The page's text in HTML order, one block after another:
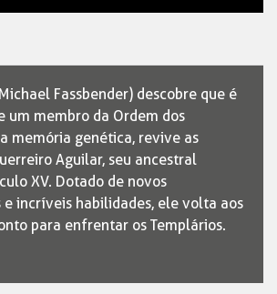
Fassbender) descobre que é
um membro da Ordem dos
memória genética, revive as
Aguilar, seu ancestral
XV. Dotado de novos
e incríveis habilidades, ele volta aos
para enfrentar os Templários.